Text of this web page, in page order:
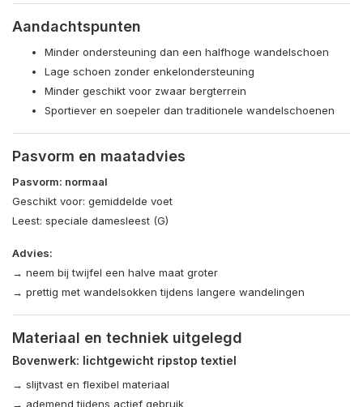
Aandachtspunten
Minder ondersteuning dan een halfhoge wandelschoen
Lage schoen zonder enkelondersteuning
Minder geschikt voor zwaar bergterrein
Sportiever en soepeler dan traditionele wandelschoenen
Pasvorm en maatadvies
Pasvorm: normaal
Geschikt voor: gemiddelde voet
Leest: speciale damesleest (G)
Advies:
→ neem bij twijfel een halve maat groter
→ prettig met wandelsokken tijdens langere wandelingen
Materiaal en techniek uitgelegd
Bovenwerk: lichtgewicht ripstop textiel
→ slijtvast en flexibel materiaal
→ ademend tijdens actief gebruik